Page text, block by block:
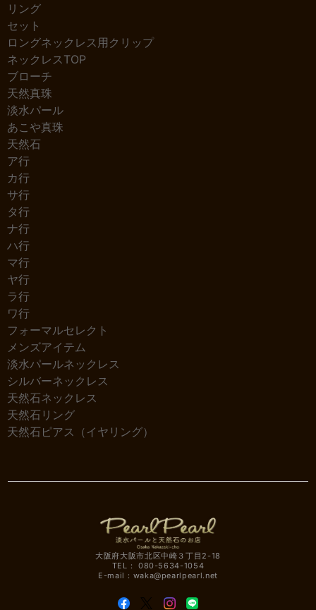
リング
セット
ロングネックレス用クリップ
ネックレスTOP
ブローチ
天然真珠
淡水パール
あこや真珠
天然石
ア行
カ行
サ行
タ行
ナ行
ハ行
マ行
ヤ行
ラ行
ワ行
フォーマルセレクト
メンズアイテム
淡水パールネックレス
シルバーネックレス
天然石ネックレス
天然石リング
天然石ピアス（イヤリング）
大阪府大阪市北区中崎３丁目2-18
TEL： 080-5634-1054
E-mail： waka@pearlpearl.net